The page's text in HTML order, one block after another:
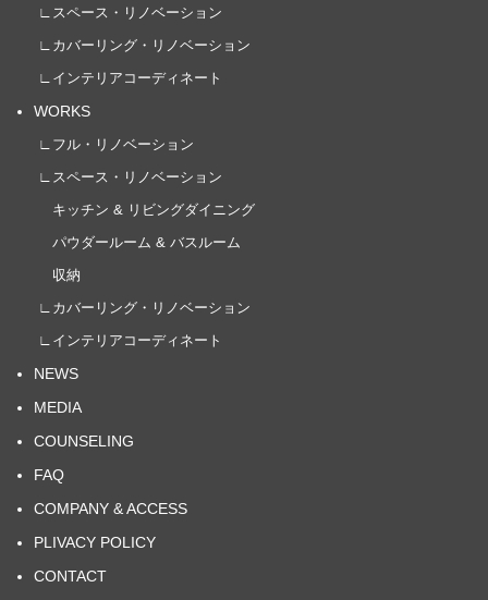
∟スペース・リノベーション
∟カバーリング・リノベーション
∟インテリアコーディネート
WORKS
∟フル・リノベーション
∟スペース・リノベーション
キッチン & リビングダイニング
パウダールーム & バスルーム
収納
∟カバーリング・リノベーション
∟インテリアコーディネート
NEWS
MEDIA
COUNSELING
FAQ
COMPANY & ACCESS
PLIVACY POLICY
CONTACT